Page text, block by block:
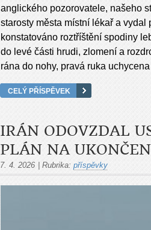
anglického pozorovatele, našeho
starosty města místní lékař a vydal
konstatováno roztříštění spodiny
do levé části hrudi, zlomení a
rána do nohy, pravá ruka
CELÝ PŘÍSPĚVEK
IRÁN ODOVZDAL
PLÁN NA
7. 4. 2026 Rubrika: příspěvky